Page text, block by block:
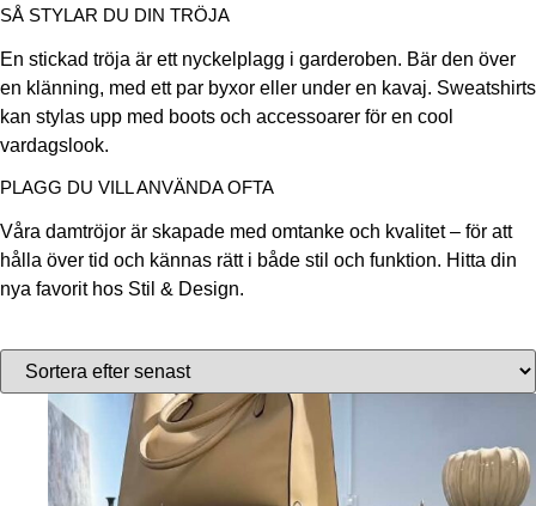
SÅ STYLAR DU DIN TRÖJA
En stickad tröja är ett nyckelplagg i garderoben. Bär den över
en klänning, med ett par byxor eller under en kavaj. Sweatshirts
kan stylas upp med boots och accessoarer för en cool
vardagslook.
PLAGG DU VILL ANVÄNDA OFTA
Våra damtröjor är skapade med omtanke och kvalitet – för att
hålla över tid och kännas rätt i både stil och funktion. Hitta din
nya favorit hos Stil & Design.